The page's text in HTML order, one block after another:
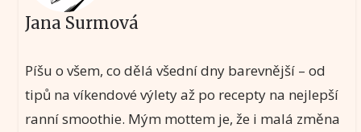
Jana Surmová
Píšu o všem, co dělá všední dny barevnější – od
tipů na víkendové výlety až po recepty na nejlepší
ranní smoothie. Mým mottem je, že i malá změna